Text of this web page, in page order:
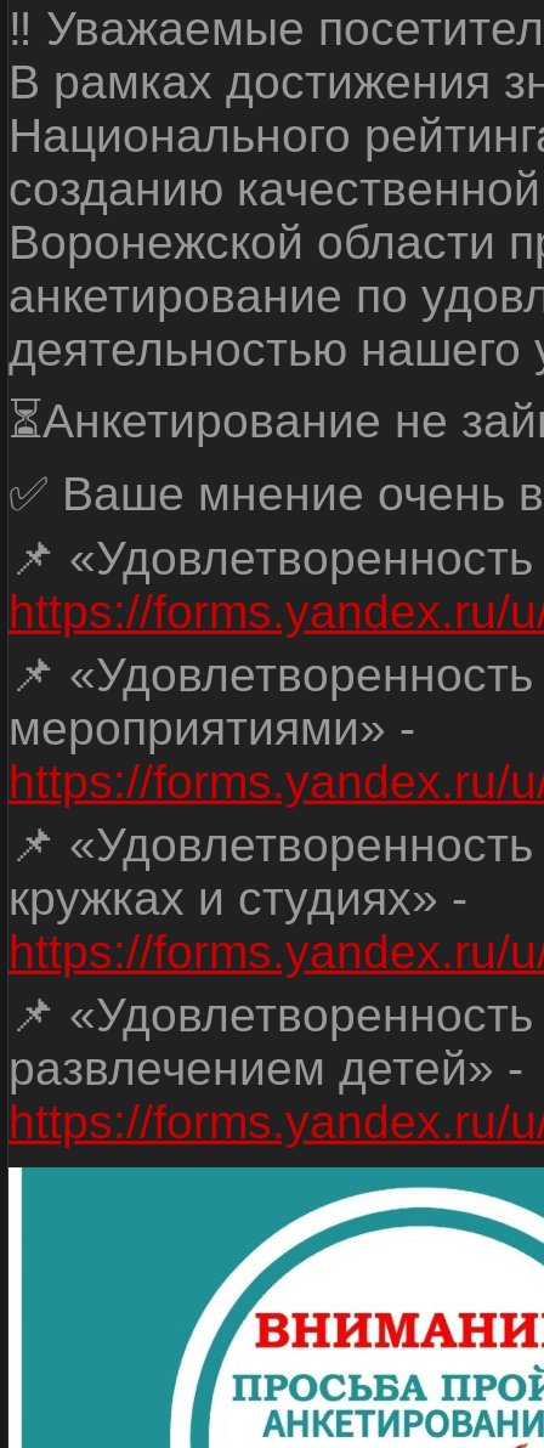
‼ Уважаемые
В рамках достижения
Национального
созданию
Воронежской области
анкетирование по
деятельностью нашего
⏳Анкетирование не
✅ Ваше мнение очень
📌
https://forms.yandex.ru/
📌
мероприятиями» -
https://forms.yandex.ru/
📌
кружках и студиях» -
https://forms.yandex.ru/
📌
развлечением детей» -
https://forms.yandex.ru/